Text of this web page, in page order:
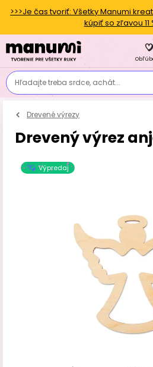
>>>Je čas tvoriť: Všetky Manumi
kúpiť so zľavou 11
Hľadajte treba srdce, achát...
Drevené výrezy
Drevený výrez
Výpredaj